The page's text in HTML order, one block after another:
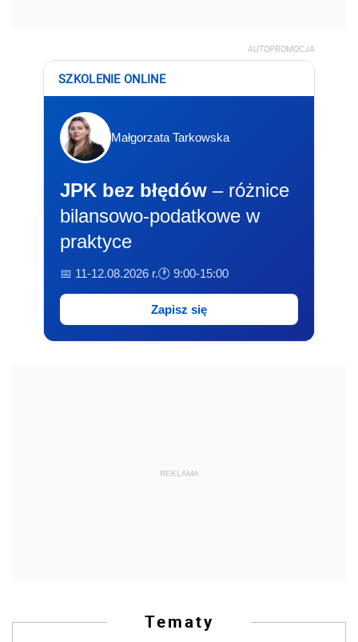
AUTOPROMOCJA
SZKOLENIE ONLINE
Małgorzata Tarkowska
JPK bez błędów – różnice
bilansowo-podatkowe w
praktyce
📅 11-12.08.2026 r.🕐 9:00-15:00
Zapisz się
REKLAMA
Tematy